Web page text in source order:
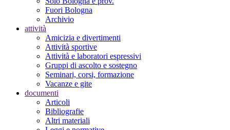
Fuori Bologna
Archivio
attività
Amicizia e divertimenti
Attività sportive
Attività e laboratori espressivi
Gruppi di ascolto e sostegno
Seminari, corsi, formazione
Vacanze e gite
documenti
Articoli
Bibliografie
Altri materiali